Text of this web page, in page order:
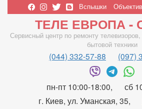
содержанию
Верхнее
меню
Вспышки
ТЕЛЕ ЕВРОПА -
Сервисный центр по ремонту
бытовой техники
(044) 332-57-88 (097)
пн-пт 10:00-18:00
сб
г. Киев, ул. Уманская, 35